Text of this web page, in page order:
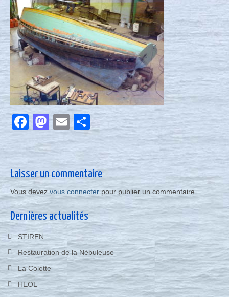
Nous contacter
Actualités
Facebook
Mastodon
EmailPartager
Laisser un commentaire
Vous devezvous connecter pour publier un commentaire.
Dernières actualités
STIREN
Restauration de la Nébuleuse
La Colette
HEOL